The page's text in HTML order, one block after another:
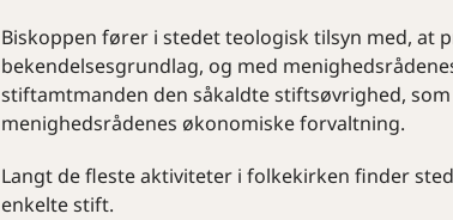
Biskoppen fører i stedet teologisk tilsyn med,
bekendelsesgrundlag, og med
stiftamtmanden den såkaldte stiftsøvrighed,
menighedsrådenes økonomiske forvaltning.
Langt de fleste aktiviteter i folkekirken finder
enkelte stift.